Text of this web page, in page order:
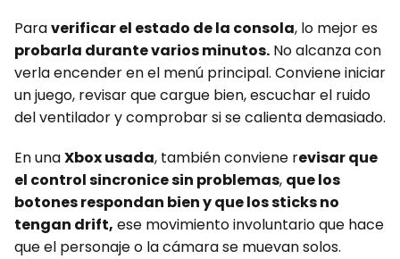
Paraverificar el estado de la consola, lo mejor es
probarla durante varios minutos. No alcanza con
verla encender en el menú principal. Conviene iniciar
un juego, revisar que cargue bien, escuchar el ruido
del ventilador y comprobar si se calienta demasiado.
En unaXbox usada, también conviene revisar que
el control sincronice sin problemas, que los
botones respondan bien y que los sticks no
tengan drift, ese movimiento involuntario que hace
que el personaje o la cámara se muevan solos.